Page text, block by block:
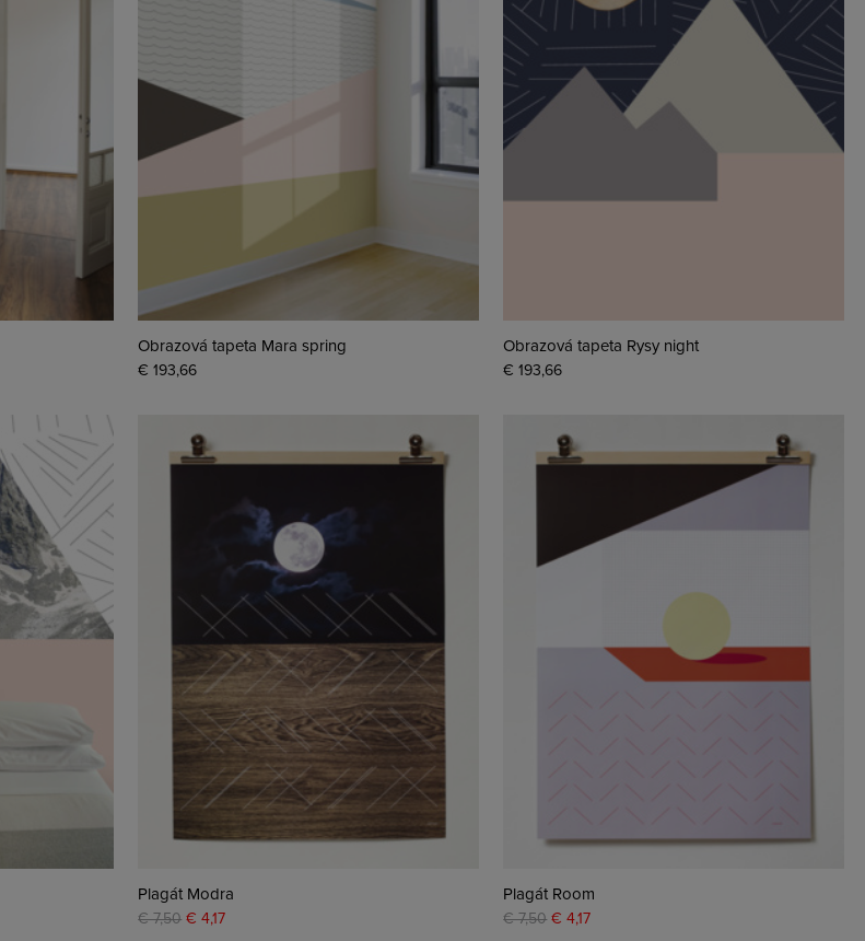
Obrazová tapeta Mara spring
€ 193,66
Obrazová tapeta Rysy night
€ 193,66
Plagát Modra
€ 7,50 € 4,17
Plagát Room
€ 7,50 € 4,17